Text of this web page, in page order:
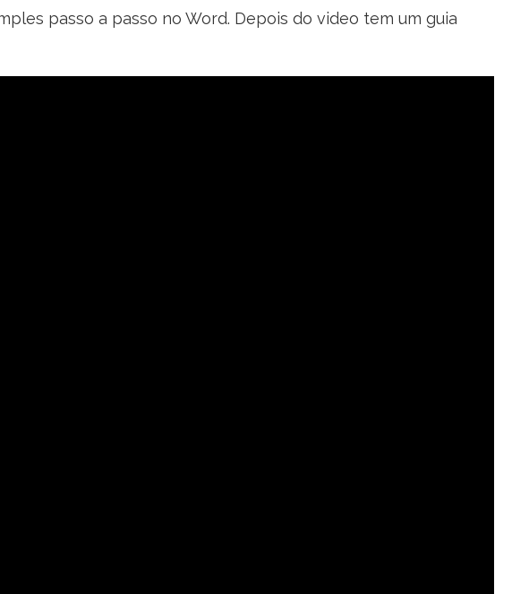
passo a passo no Word. Depois do video tem um guia